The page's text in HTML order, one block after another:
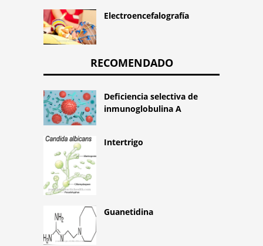
Electroencefalografía
RECOMENDADO
Deficiencia selectiva de
inmunoglobulina A
Intertrigo
Guanetidina